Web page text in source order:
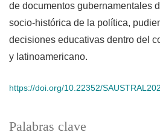
Palabras clave
de documentos gubernamentales
socio-histórica de la política,
decisiones educativas dentro del
y latinoamericano.
https://doi.org/10.22352/